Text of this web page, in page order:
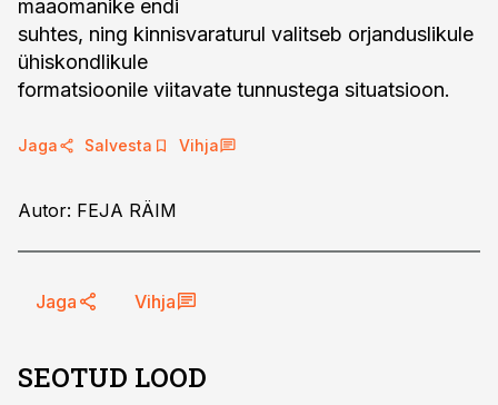
maaomanike endi
suhtes, ning kinnisvaraturul valitseb orjanduslikule
ühiskondlikule
formatsioonile viitavate tunnustega situatsioon.
Jaga Salvesta Vihja
Autor: FEJA RÄIM
Jaga Vihja
SEOTUD LOOD